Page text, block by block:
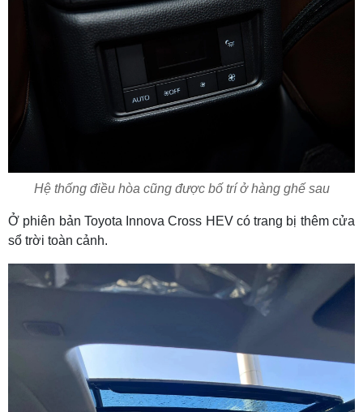
Hệ thống điều hòa cũng được bố trí ở hàng ghế sau
Ở phiên bản Toyota Innova Cross HEV có trang bị thêm cửa
sổ trời toàn cảnh.